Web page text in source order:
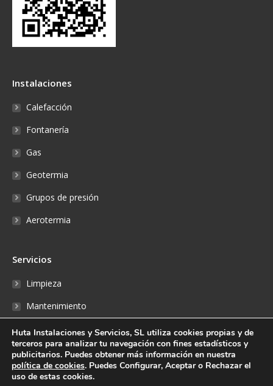
Instalaciones
Calefacción
Fontanería
Gas
Geotermia
Grupos de presión
Aerotermia
Servicios
Limpieza
Mantenimiento
Reparaciones
Fontanería
Reserva online
Huta Instalaciones y Servicios, SL utiliza cookies propias y de
terceros para analizar tu navegación con fines estadísticos y
publicitarios. Puedes obtener más información en nuestra
política de cookies. Puedes Configurar, Aceptar o Rechazar el
uso de estas cookies.